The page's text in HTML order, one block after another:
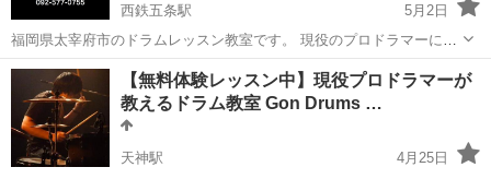
西鉄五条駅
5月2日
福岡県太宰府市のドラムレッスン教室です。 現役のプロドラマーによ
る、本格的で、実践的なレッスン！ 初心者からプロ志望の方まで、レ
ベルに合わせてレッスンしていきます。 入会金は0円！ スタジオ代無
料！！ 回数...
福岡 太宰府市 西鉄五条駅 ドラム
【無料体験レッスン中】現役プロドラマーが
教えるドラム教室 Gon Drums …
天神駅
4月25日